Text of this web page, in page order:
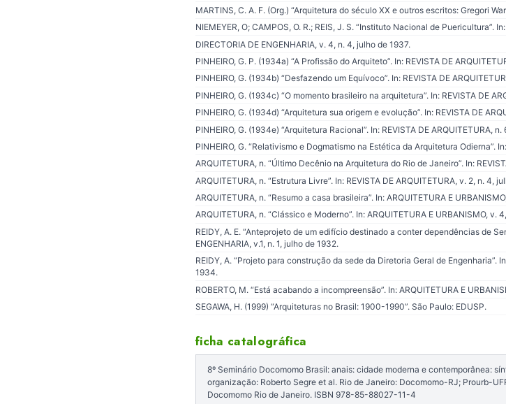
MARTINS, C. A. F. (Org.) “Arquitetura do século XX e outros escritos: Gregori
NIEMEYER, O; CAMPOS, O. R.; REIS, J. S. “Instituto Nacional de Puericultura”.
DIRECTORIA DE ENGENHARIA, v. 4, n. 4, julho de 1937.
PINHEIRO, G. P. (1934a) “A Profissão do Arquiteto”. In: REVISTA DE
PINHEIRO, G. (1934b) “Desfazendo um Equívoco”. In: REVISTA DE
PINHEIRO, G. (1934c) “O momento brasileiro na arquitetura”. In: REVISTA DE
PINHEIRO, G. (1934d) “Arquitetura sua origem e evolução”. In: REVISTA DE
PINHEIRO, G. (1934e) “Arquitetura Racional”. In: REVISTA DE ARQUITETURA,
PINHEIRO, G. “Relativismo e Dogmatismo na Estética da Arquitetura Odierna”.
ARQUITETURA, n. “Último Decênio na Arquitetura do Rio de Janeiro”. In:
ARQUITETURA, n. “Estrutura Livre”. In: REVISTA DE ARQUITETURA, v. 2, n. 4,
ARQUITETURA, n. “Resumo a casa brasileira”. In: ARQUITETURA E
ARQUITETURA, n. “Clássico e Moderno”. In: ARQUITETURA E URBANISMO, v.
REIDY, A. E. “Anteprojeto de um edifício destinado a conter dependências de
ENGENHARIA, v.1, n. 1, julho de 1932.
REIDY, A. “Projeto para construção da sede da Diretoria Geral de Engenharia”.
1934.
ROBERTO, M. “Está acabando a incompreensão”. In: ARQUITETURA E
SEGAWA, H. (1999) “Arquiteturas no Brasil: 1900-1990”. São Paulo: EDUSP.
ficha catalográfica
8º Seminário Docomomo Brasil: anais: cidade moderna e contemporânea:
organização: Roberto Segre et al. Rio de Janeiro: Docomomo-RJ; Prourb-
Docomomo Rio de Janeiro. ISBN 978-85-88027-11-4